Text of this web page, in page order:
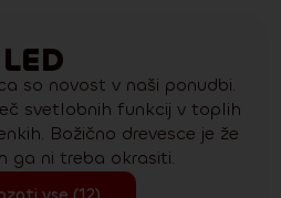
LED
so novost v naši ponudbi.
svetlobnih funkcij v toplih
Božično drevesce je že
ga ni treba okrasiti.